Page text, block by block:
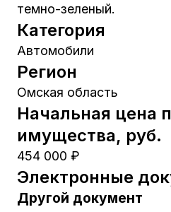
темно-зеленый.
Категория
Автомобили
Регион
Омская область
Начальная цена
имущества, руб.
454 000 ₽
Электронные
Другой документ